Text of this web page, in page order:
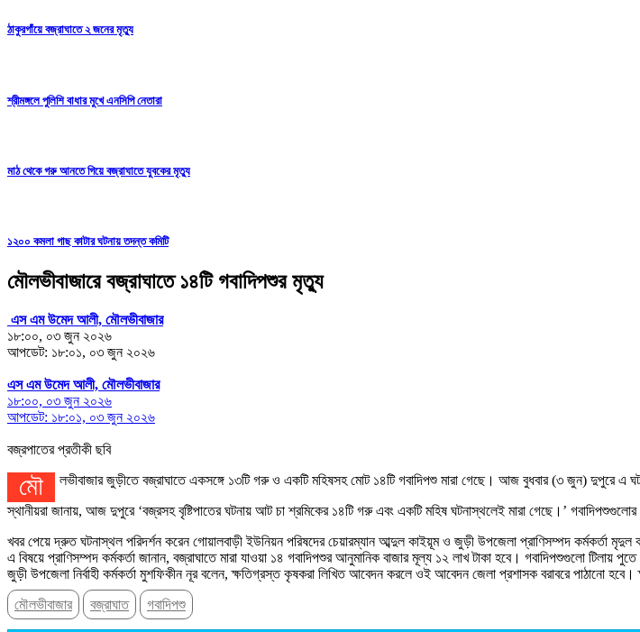
ঠাকুরগাঁয়ে বজ্রাঘাতে ২ জনের মৃত্যু
শ্রীমঙ্গলে পুলিশি বাধার মুখে এনসিপি নেতারা
মাঠ থেকে গরু আনতে গিয়ে বজ্রাঘাতে যুবকের মৃত্যু
১২০০ কমলা গাছ কাটার ঘটনায় তদন্ত কমিটি
মৌলভীবাজারে বজ্রাঘাতে ১৪টি গবাদিপশুর মৃত্যু
এস এম উমেদ আলী, মৌলভীবাজার
১৮:০০, ০৩ জুন ২০২৬
আপডেট: ১৮:০১, ০৩ জুন ২০২৬
এস এম উমেদ আলী, মৌলভীবাজার
১৮:০০, ০৩ জুন ২০২৬
আপডেট: ১৮:০১, ০৩ জুন ২০২৬
বজ্রপাতের প্রতীকী ছবি
মৌলভীবাজার জুড়ীতে বজ্রাঘাতে একসঙ্গে ১৩টি গরু ও একটি মহিষসহ মোট ১৪টি গবাদিপশু মারা গেছে। আজ বুধবার (৩ জুন) দুপুরে এ
স্থানীয়রা জানায়, আজ দুপুরে ‘বজ্রসহ বৃষ্টিপাতের ঘটনায় আট চা শ্রমিকের ১৪টি গরু এবং একটি মহিষ ঘটনাস্থলেই মারা গেছে।’
খবর পেয়ে দ্রুত ঘটনাস্থল পরিদর্শন করেন গোয়ালবাড়ী ইউনিয়ন পরিষদের চেয়ারম্যান আব্দুল কাইয়ূম ও জুড়ী উপজেলা প্রাণিসম্পদ কর্মকর্তা মৃদুল
এ বিষয়ে প্রাণিসম্পদ কর্মকর্তা জানান, বজ্রাঘাতে মারা যাওয়া ১৪ গবাদিপশুর আনুমানিক বাজার মূল্য ১২ লাখ টাকা হবে। গবাদিপশুগুলো টিলায়
জুড়ী উপজেলা নির্বাহী কর্মকর্তা মুশফিকীন নূর বলেন, ক্ষতিগ্রস্ত কৃষকরা লিখিত আবেদন করলে ওই আবেদন জেলা প্রশাসক বরাবরে পাঠানো
মৌলভীবাজার
বজ্রাঘাত গবাদিপশু